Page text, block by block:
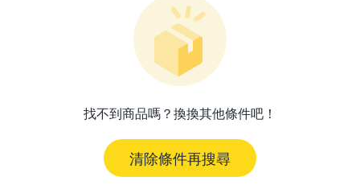
找不到商品嗎？換換其他條件吧！
清除條件再搜尋